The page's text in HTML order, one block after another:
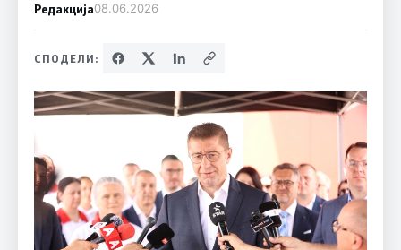
Редакција08.06.2026
СПОДЕЛИ: